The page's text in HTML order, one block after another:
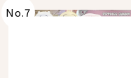
No.7